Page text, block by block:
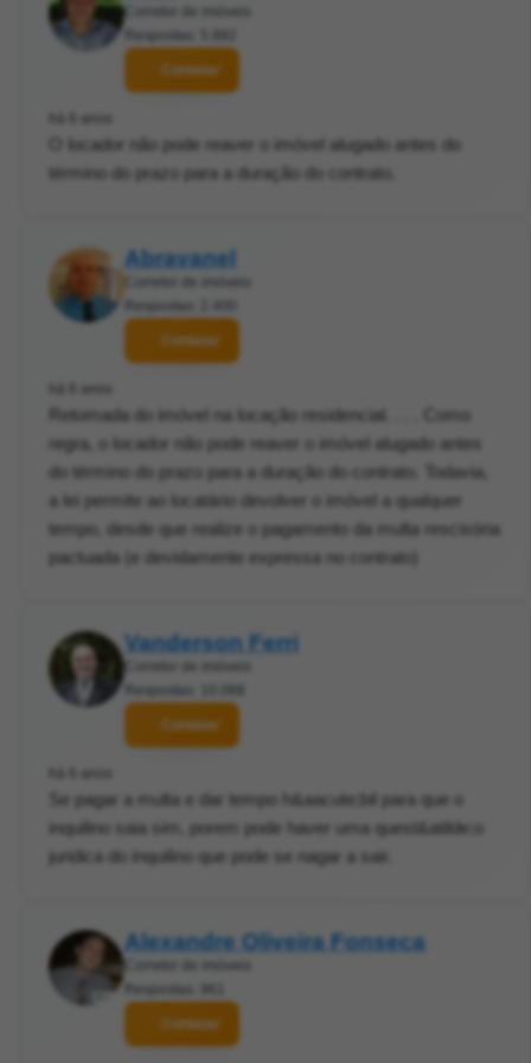
Corretor de imóveis
Respostas: 5.882
Contatar
há 6 anos
O locador não pode reaver o imóvel alugado antes do
término do prazo para a duração do contrato.
Abravanel
Corretor de imóveis
Respostas: 2.400
Contatar
há 6 anos
Retomada do imóvel na locação residencial. . . . Como
regra, o locador não pode reaver o imóvel alugado antes
do término do prazo para a duração do contrato. Todavia,
a lei permite ao locatário devolver o imóvel a qualquer
tempo, desde que realize o pagamento da multa rescisória
pactuada (e devidamente expressa no contrato)
Vanderson Ferri
Corretor de imóveis
Respostas: 10.068
Contatar
há 6 anos
Se pagar a multa e dar tempo h&aacute;bil para que o
inquilino saia sim, porem pode haver uma quest&atilde;o
juridica do inquilino que pode se nagar a sair.
Alexandre Oliveira Fonseca
Corretor de imóveis
Respostas: 961
Contatar